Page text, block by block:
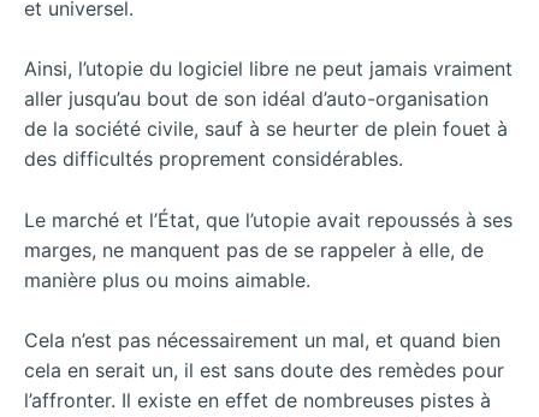
et universel.
Ainsi, l’utopie du logiciel libre ne peut jamais vraiment
aller jusqu’au bout de son idéal d’auto-organisation
de la société civile, sauf à se heurter de plein fouet à
des difficultés proprement considérables.
Le marché et l’État, que l’utopie avait repoussés à ses
marges, ne manquent pas de se rappeler à elle, de
manière plus ou moins aimable.
Cela n’est pas nécessairement un mal, et quand bien
cela en serait un, il est sans doute des remèdes pour
l’affronter. Il existe en effet de nombreuses pistes à